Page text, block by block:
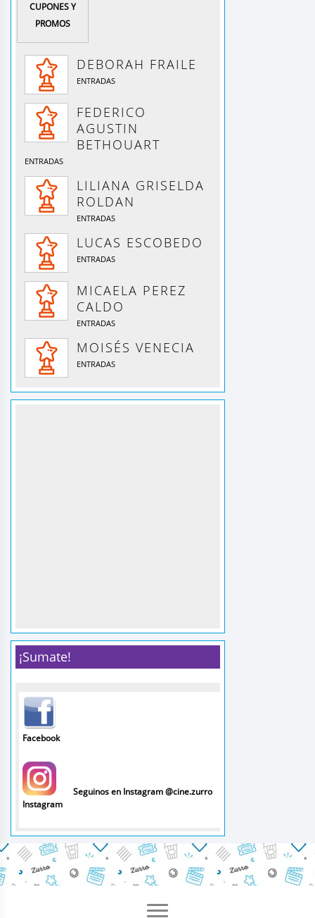
CUPONES Y
PROMOS
DEBORAH FRAILE
ENTRADAS
FEDERICO
AGUSTIN
BETHOUART
ENTRADAS
LILIANA GRISELDA
ROLDAN
ENTRADAS
LUCAS ESCOBEDO
ENTRADAS
MICAELA PEREZ
CALDO
ENTRADAS
MOISÉS VENECIA
ENTRADAS
¡Sumate!
Facebook
Instagram
Seguinos en Instagram @cine.zurro